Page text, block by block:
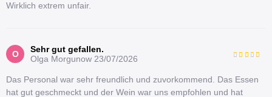
Wirklich extrem unfair.
O
Sehr gut gefallen.
Olga Morgunow 23/07/2026
Das Personal war sehr freundlich und zuvorkommend. Das Essen
hat gut geschmeckt und der Wein war uns empfohlen und hat